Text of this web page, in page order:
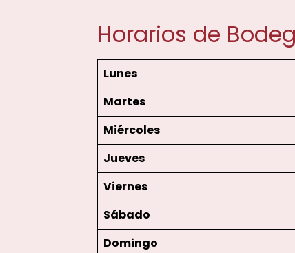
Horarios de
Lunes
Martes
Miércoles
Jueves
Viernes
Sábado
Domingo